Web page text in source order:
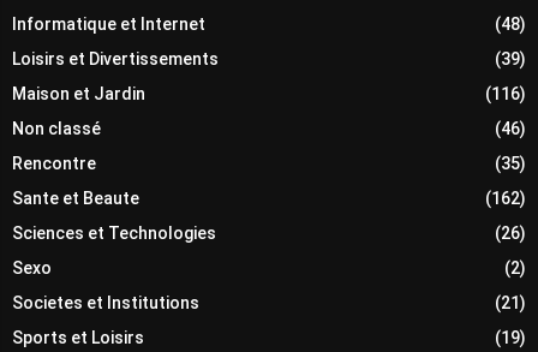
Informatique et Internet
(48)
Loisirs et Divertissements
(39)
Maison et Jardin
(116)
Non classé
(46)
Rencontre
(35)
Sante et Beaute
(162)
Sciences et Technologies
(26)
Sexo
(2)
Societes et Institutions
(21)
Sports et Loisirs
(19)